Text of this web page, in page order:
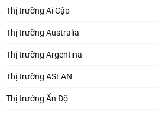
Thị trường Ai Cập
Thị trường Australia
Thị trường Argentina
Thị trường ASEAN
Thị trường Ấn Độ